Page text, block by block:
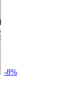
-8%